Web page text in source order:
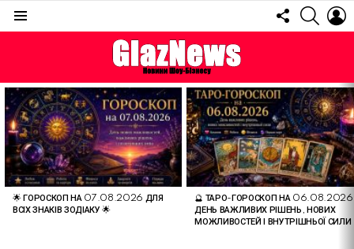
FOLLOW
US
ОСТАННІ
СТАТТІ
🌟 ГОРОСКОП НА 07.08.2026 ДЛЯ
ВСІХ ЗНАКІВ ЗОДІАКУ 🌟
🔮 ТАРО-ГОРОСКОП НА
ДЕНЬ ВАЖЛИВИХ РІШЕНЬ, НОВИХ
МОЖЛИВОСТЕЙ І ВНУТРІШНЬОЇ СИЛИ